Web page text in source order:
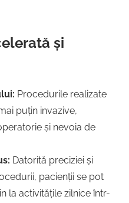
și
Procedurile realizate
puțin invazive,
și nevoia de
Datorită preciziei și
pacienții se pot
la activitățile zilnice într-